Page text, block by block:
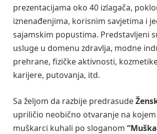
prezentacijama oko 40 izlagača,
iznenađenjima, korisnim savjetima i
sajamskim popustima. Predstavljeni
usluge u domenu zdravlja, modne
prehrane, fizičke aktivnosti,
karijere, putovanja, itd.
Sa željom da razbije predrasude
upriličio neobično otvaranje na
muškarci kuhali po sloganom